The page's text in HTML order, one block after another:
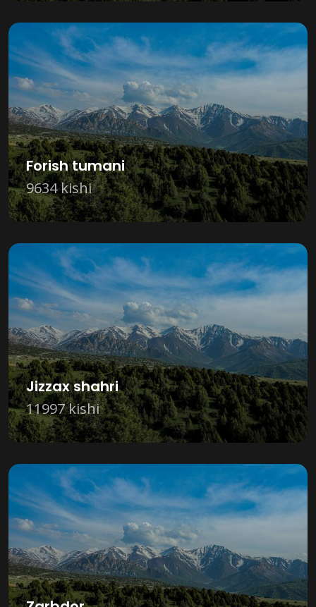
Forish tumani
9634 kishi
Jizzax shahri
11997 kishi